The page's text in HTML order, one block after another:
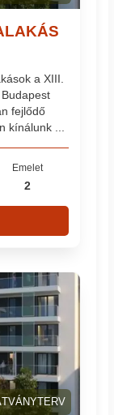
a XIII.
fejlődő
kínálunk ...
Emelet
2